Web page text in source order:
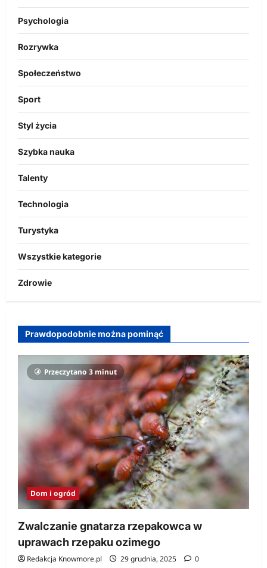
Psychologia
Rozrywka
Społeczeństwo
Sport
Styl życia
Szybka nauka
Talenty
Technologia
Turystyka
Wszystkie kategorie
Zdrowie
Prawdopodobnie można pominąć
Przeczytano 3 minut
Dom i ogród
Zwalczanie gnatarza rzepakowca w
uprawach rzepaku ozimego
Redakcja Knowmore.pl 29 grudnia, 2025 0